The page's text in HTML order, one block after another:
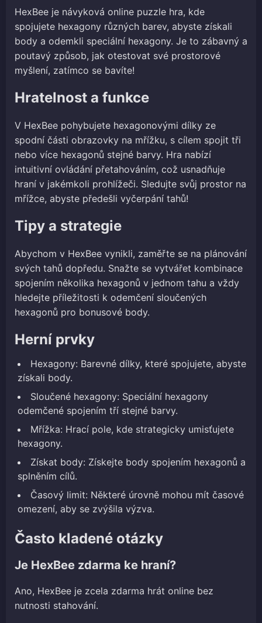
HexBee je návyková online puzzle hra, kde
spojujete hexagony různých barev, abyste získali
body a odemkli speciální hexagony. Je to zábavný a
poutavý způsob, jak otestovat své prostorové
myšlení, zatímco se bavíte!
Hratelnost a funkce
V HexBee pohybujete hexagonovými dílky ze
spodní části obrazovky na mřížku, s cílem spojit tři
nebo více hexagonů stejné barvy. Hra nabízí
intuitivní ovládání přetahováním, což usnadňuje
hraní v jakémkoli prohlížeči. Sledujte svůj prostor na
mřížce, abyste předešli vyčerpání tahů!
Tipy a strategie
Abychom v HexBee vynikli, zaměřte se na plánování
svých tahů dopředu. Snažte se vytvářet kombinace
spojením několika hexagonů v jednom tahu a vždy
hledejte příležitosti k odemčení sloučených
hexagonů pro bonusové body.
Herní prvky
Hexagony: Barevné dílky, které spojujete, abyste
získali body.
Sloučené hexagony: Speciální hexagony
odemčené spojením tří stejné barvy.
Mřížka: Hrací pole, kde strategicky umisťujete
hexagony.
Získat body: Získejte body spojením hexagonů a
splněním cílů.
Časový limit: Některé úrovně mohou mít časové
omezení, aby se zvýšila výzva.
Často kladené otázky
Je HexBee zdarma ke hraní?
Ano, HexBee je zcela zdarma hrát online bez
nutnosti stahování.